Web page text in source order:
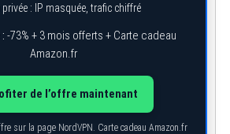
: IP masquée, trafic chiffré
-73% + 3 mois offerts + Carte cadeau
Amazon.fr
de l’offre maintenant
sur la page NordVPN. Carte cadeau Amazon.fr